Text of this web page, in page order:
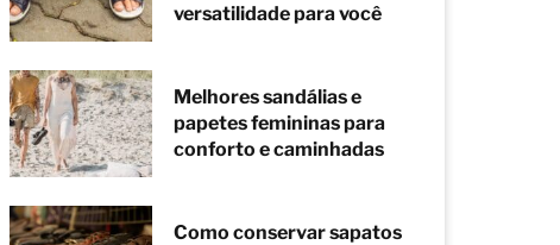
versatilidade para você
Melhores sandálias e
papetes femininas para
conforto e caminhadas
Como conservar sapatos